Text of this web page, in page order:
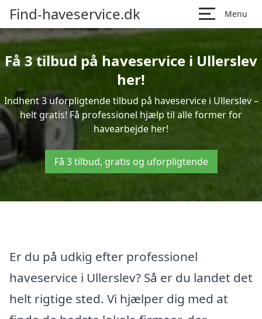
Find-haveservice.dk Menu
Få 3 tilbud på haveservice i Ullerslev
her!
Indhent 3 uforpligtende tilbud på haveservice i Ullerslev –
helt gratis! Få professionel hjælp til alle former for
havearbejde her!
Få 3 tilbud, gratis og uforpligtende
Er du på udkig efter professionel
haveservice i Ullerslev? Så er du landet det
helt rigtige sted. Vi hjælper dig med at